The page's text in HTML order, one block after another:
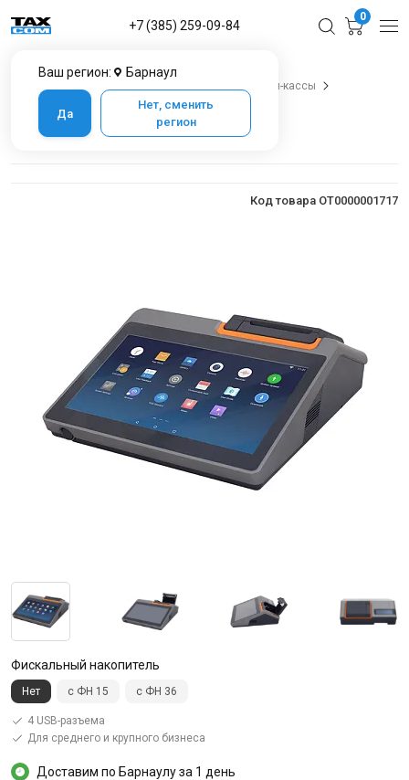
Ваш регион: Барнаул
Да
Нет, сменить
регион
+7 (385) 259-09-84
0
Онлайн-кассы
Онлайн-кассы Мультисофт
Касса MSPOS-T-Ф
Касса MSPOS-T-Ф
Код товара OT0000001717
Фискальный накопитель
Нет с ФН 15 с ФН 36
4 USB-разъема
Для среднего и крупного бизнеса
Доставим по Барнаулу за 1 день